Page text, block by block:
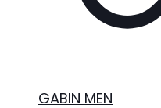
GABIN MEN